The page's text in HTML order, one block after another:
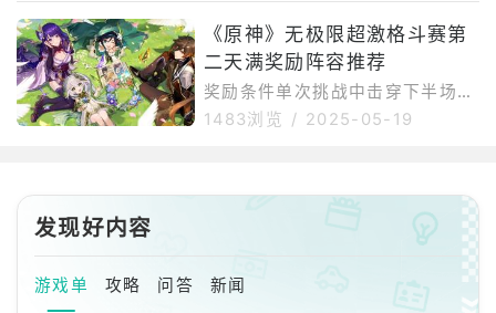
玛拉妮、香菱、砂糖、久岐忍关卡
攻略第一关的战斗方面尽量多触发
蒸发反应以激活增益效果。首先从
大
场】提升支持率，为下半场的战斗
获得可叠加的增益。地脉异常：队
伍中所有角色被施加「侵蚀」状
态，持续损失生命值。在击倒敌人
后的一段时间内，角色每秒将恢复
命值在85%以上时，支持率将持续
上升。【下半场】①角色造成的
《原神》无极限超激格斗赛第
二天满奖励阵容推荐
奖励条件单次挑战中击穿下半场强
敌生命值5/40/200/900次敌人阵
半场的战斗获得可叠加的增益。每
次施放元素爆发时，支持率都将会
上升。【下半场】①角色造成的
伤害提升20%。角色触发蒸发、融
化反应时，将在命中的位置释放
1483浏览 / 2025-05-19
发现好内容
游戏单 攻略 问答 新闻